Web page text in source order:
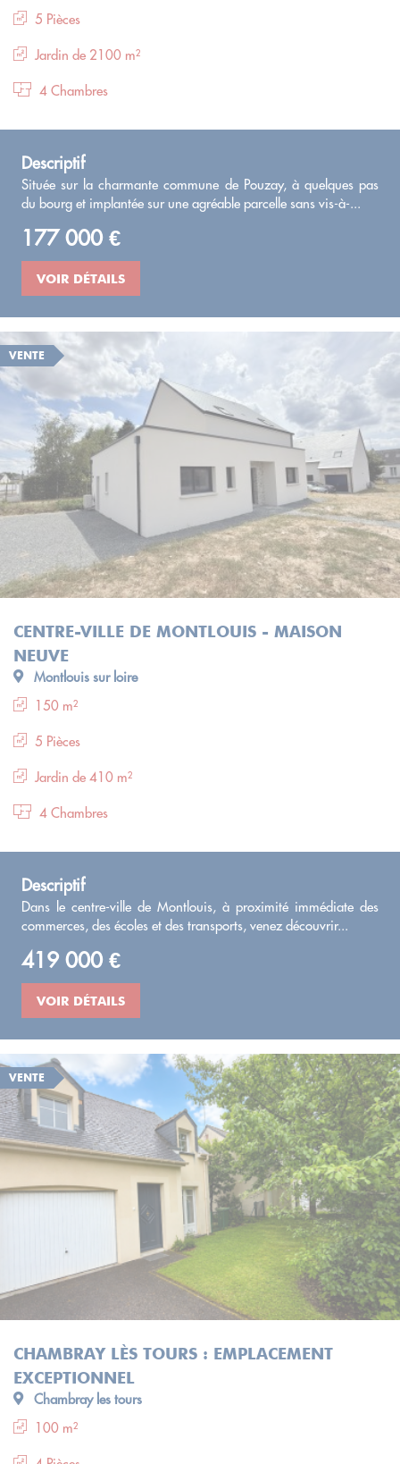
5 Pièces
Jardin de 2100 m²
4 Chambres
Descriptif
Située sur la charmante commune de Pouzay, à quelques pas
du bourg et implantée sur une agréable parcelle sans vis-à-...
177 000 €
VOIR DÉTAILS
VENTE
CENTRE-VILLE DE MONTLOUIS - MAISON
NEUVE
Montlouis sur loire
150 m²
5 Pièces
Jardin de 410 m²
4 Chambres
Descriptif
Dans le centre-ville de Montlouis, à proximité immédiate des
commerces, des écoles et des transports, venez découvrir...
419 000 €
VOIR DÉTAILS
VENTE
CHAMBRAY LÈS TOURS : EMPLACEMENT
EXCEPTIONNEL
Chambray les tours
100 m²